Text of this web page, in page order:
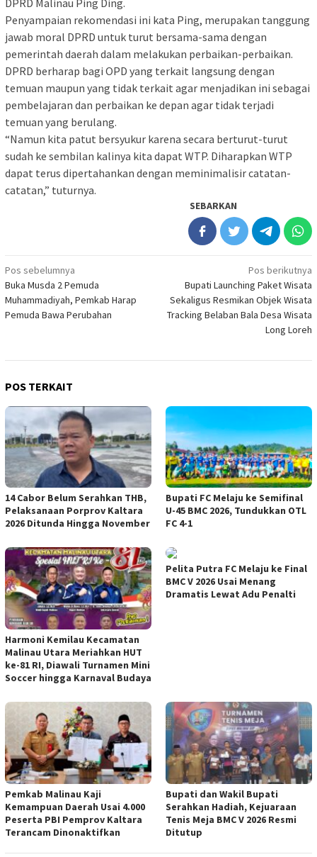
Penyampaian rekomendasi ini kata Ping, merupakan tanggung
jawab moral DPRD untuk turut bersama-sama dengan
pemerintah daerah dalam melakukan perbaikan-perbaikan.
DPRD berharap bagi OPD yang terkait langsung dengan
temuan maupun yang tidak terkait agar menjadikan ini sebagai
pembelajaran dan perbaikan ke depan agar tidak terjadi
temuan yang berulang.
“Namun kita patut bersyukur karena secara berturut-turut
sudah ke sembilan kalinya kita dapat WTP. Diharapkan WTP
dapat terus dipertahankan dengan meminimalisir catatan-
catatan,” tuturnya.
SEBARKAN
Navigasi
pos
Pos sebelumnya
Buka Musda 2 Pemuda
Muhammadiyah, Pemkab Harap
Pemuda Bawa Perubahan
Pos berikutnya
Bupati Launching Paket Wisata
Sekaligus Resmikan Objek Wisata
Tracking Belaban Bala Desa Wisata
Long Loreh
POS TERKAIT
14 Cabor Belum Serahkan THB,
Pelaksanaan Porprov Kaltara
2026 Ditunda Hingga November
Bupati FC Melaju ke Semifinal
U-45 BMC 2026, Tundukkan OTL
FC 4-1
Harmoni Kemilau Kecamatan
Malinau Utara Meriahkan HUT
ke-81 RI, Diawali Turnamen Mini
Soccer hingga Karnaval Budaya
Pelita Putra FC Melaju ke Final
BMC V 2026 Usai Menang
Dramatis Lewat Adu Penalti
Pemkab Malinau Kaji
Kemampuan Daerah Usai 4.000
Peserta PBI Pemprov Kaltara
Terancam Dinonaktifkan
Bupati dan Wakil Bupati
Serahkan Hadiah, Kejuaraan
Tenis Meja BMC V 2026 Resmi
Ditutup